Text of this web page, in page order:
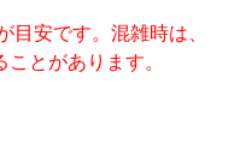
安です。混雑時は、
とがあります。